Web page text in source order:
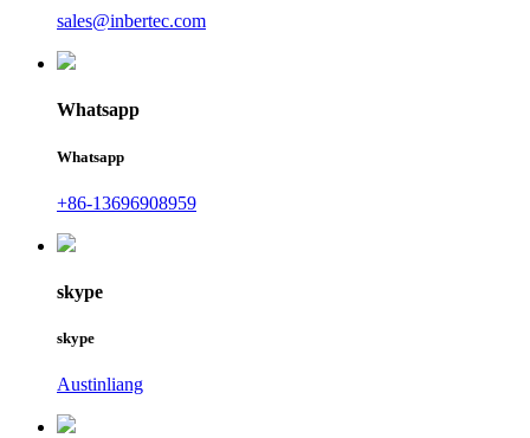
sales@inbertec.com
Whatsapp
Whatsapp
+86-13696908959
skype
skype
Austinliang